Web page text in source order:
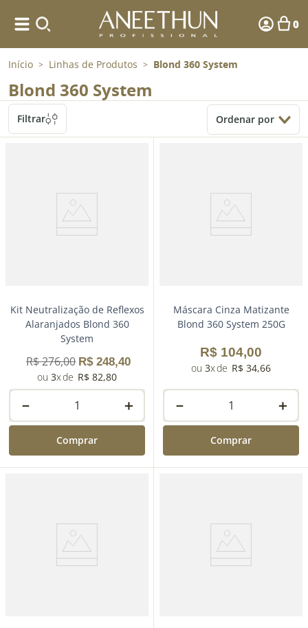
0
Início > Linhas de Produtos > Blond 360 System
Blond 360 System
Filtrar Ordenar por
Kit Neutralização de Reflexos
Alaranjados Blond 360
System
R$276,00 R$ 248,40
3
R$ 82,80
＋
－
Comprar
Máscara Cinza Matizante
Blond 360 System 250G
R$ 104,00
3 R$ 34,66
＋
－
Comprar